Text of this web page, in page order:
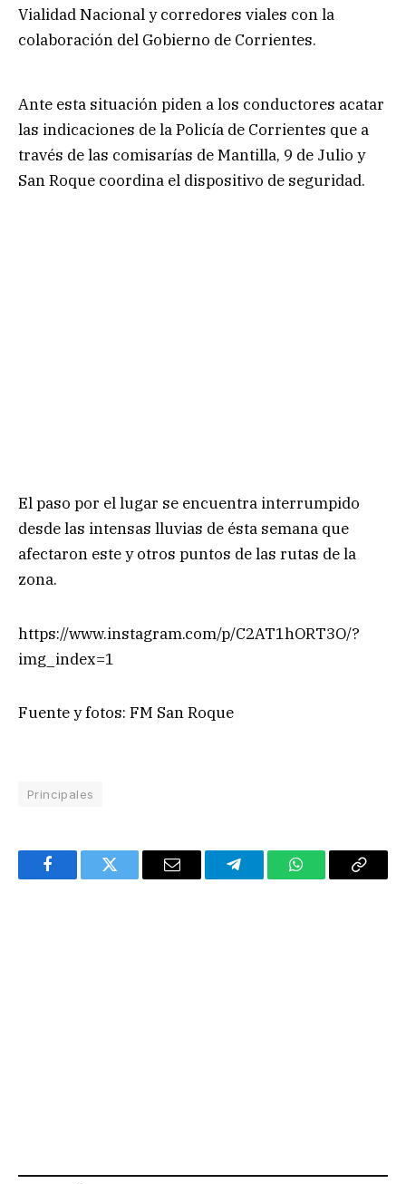
Vialidad Nacional y corredores viales con la
colaboración del Gobierno de Corrientes.
Ante esta situación piden a los conductores acatar
las indicaciones de la Policía de Corrientes que a
través de las comisarías de Mantilla, 9 de Julio y
San Roque coordina el dispositivo de seguridad.
El paso por el lugar se encuentra interrumpido
desde las intensas lluvias de ésta semana que
afectaron este y otros puntos de las rutas de la
zona.
https://www.instagram.com/p/C2AT1hORT3O/?
img_index=1
Fuente y fotos: FM San Roque
Principales
FacebookTwitter Email TelegramWhatsAppCopy